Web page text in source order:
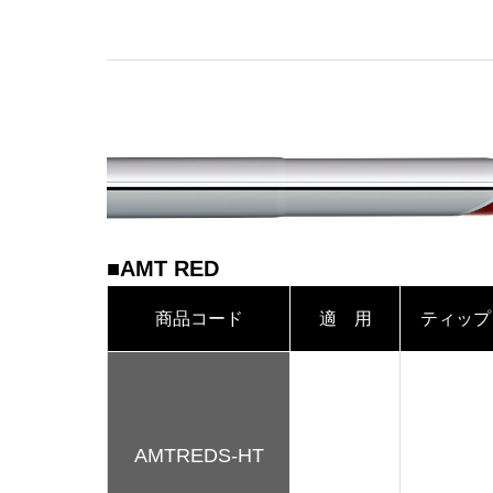
■AMT RED
商品コード 適 用 ティップ
AMTREDS-HT